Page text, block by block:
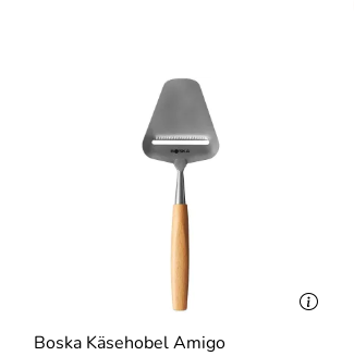
Boska Käsehobel Amigo